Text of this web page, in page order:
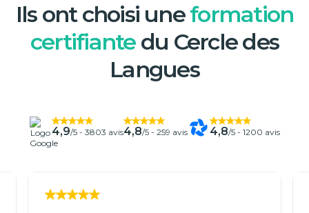
Ils ont choisi uneformation
certifiantedu Cercle des
Langues
4,9/5 - 3803 avis4,8/5 - 259 avis 4,8/5 - 1200 avis